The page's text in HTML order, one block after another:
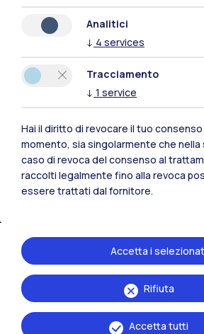
Polimi Community
Tutti i siti dell’ecosistema
Residenze Frontiere
Analitici
↓ 4 services
Tracciamento
↓ 1 service
Hai il diritto di revocare il tuo consenso
momento, sia singolarmente che nella
caso di revoca del consenso al
raccolti legalmente fino alla revoca
essere trattati dal fornitore.
Rifiuta
Accetta i
Accetta tutti